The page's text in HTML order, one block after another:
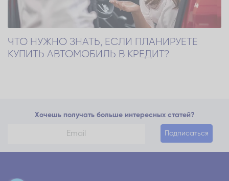
ЧТО НУЖНО ЗНАТЬ, ЕСЛИ ПЛАНИРУЕТЕ
КУПИТЬ АВТОМОБИЛЬ В КРЕДИТ?
Хочешь получать больше интересных статей?
Подписаться